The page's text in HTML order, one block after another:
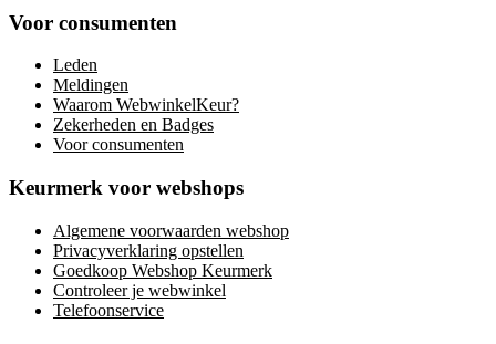
Voor consumenten
Leden
Meldingen
Waarom WebwinkelKeur?
Zekerheden en Badges
Voor consumenten
Keurmerk voor webshops
Algemene voorwaarden webshop
Privacyverklaring opstellen
Goedkoop Webshop Keurmerk
Controleer je webwinkel
Telefoonservice